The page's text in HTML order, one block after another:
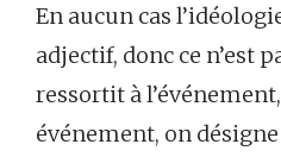
En aucun cas
adjectif, donc ce n’est
ressortit à
événement, on